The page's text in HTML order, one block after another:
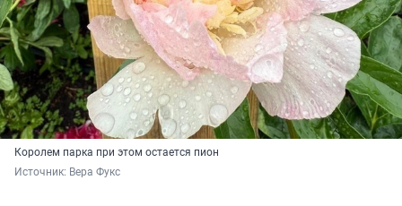
Королем парка при этом остается пион
Источник: Вера Фукс